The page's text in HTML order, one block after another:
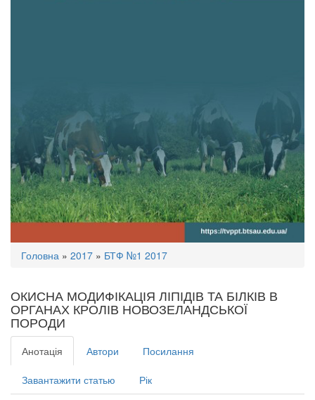
Ви
тут
Головна » 2017 » БТФ №1 2017
ОКИСНА МОДИФІКАЦІЯ ЛІПІДІВ ТА БІЛКІВ В
ОРГАНАХ КРОЛІВ НОВОЗЕЛАНДСЬКОЇ
ПОРОДИ
Анотація Автори Посилання
Завантажити статью Рік